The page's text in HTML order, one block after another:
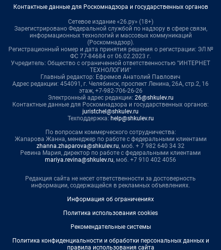
Контактные данные для Роскомнадзора и государственных органов
Сетевое издание «26.ру» (18+)
Зарегистрировано Федеральной службой по надзору в сфере связи,
информационных технологий и массовых коммуникаций
(Роскомнадзор).
Регистрационный номер и дата принятия решения о регистрации: ЭЛ №
ФС 77-84684 от 06.02.2023 г.
Учредитель: Общество с ограниченной ответственностью "ИНТЕРНЕТ
ТЕХНОЛОГИИ"
Главный редактор: Ефремов Анатолий Павлович
Адрес редакции: 454091, г. Челябинск, проспект Ленина, 26А, стр.2, 16
этаж, +7-982-706-26-26
Электронный адрес редакции: 26@shkulev.ru
Контактные данные для Роскомнадзора и государственных органов:
juristchel@shkulev.ru
Техподдержка: help@shkulev.ru
По вопросам коммерческого сотрудничества:
Жапарова Жанна, менеджер по работе с федеральными клиентами
zhanna.zhaparova@shkulev.ru, моб. + 7 982 640 34 32
Ревина Мария, директор по работе с федеральными клиентами
mariya.revina@shkulev.ru, моб. +7 910 402 4056
Редакция сайта не несет ответственности за достоверность
информации, содержащейся в рекламных объявлениях.
Информация об ограничениях
Политика использования cookies
Рекомендательные системы
Политика конфиденциальности и обработки персональных данных и
правила использования сайта